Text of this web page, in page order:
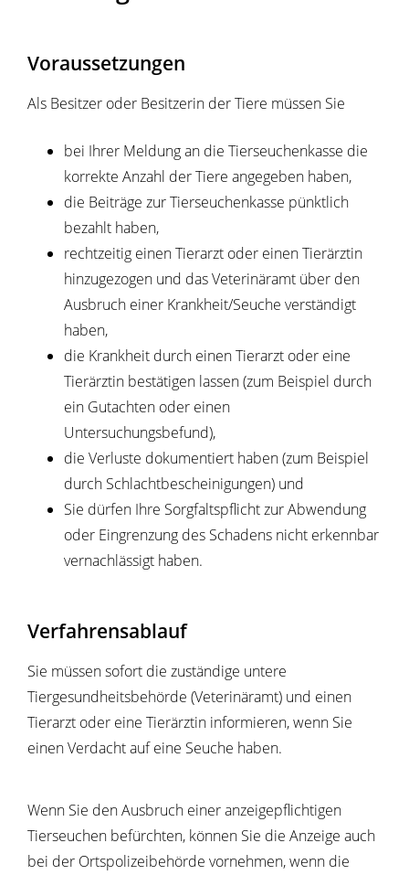
Voraussetzungen
Als Besitzer oder Besitzerin der Tiere müssen Sie
bei Ihrer Meldung an die Tierseuchenkasse die
korrekte Anzahl der Tiere angegeben haben,
die Beiträge zur Tierseuchenkasse pünktlich
bezahlt haben,
rechtzeitig einen Tierarzt oder einen Tierärztin
hinzugezogen und das Veterinäramt über den
Ausbruch einer Krankheit/Seuche verständigt
haben,
die Krankheit durch einen Tierarzt oder eine
Tierärztin bestätigen lassen(zum Beispiel durch
ein Gutachten oder einen
Untersuchungsbefund),
die Verluste dokumentiert haben(zum Beispiel
durch Schlachtbescheinigungen) und
Sie dürfen Ihre Sorgfaltspflicht zur Abwendung
oder Eingrenzung des Schadens nicht erkennbar
vernachlässigt haben.
Verfahrensablauf
Sie müssen sofort die zuständige untere
Tiergesundheitsbehörde (Veterinäramt) und einen
Tierarzt oder eine Tierärztin informieren, wenn Sie
einen Verdacht auf eine Seuche haben.
Wenn Sie den Ausbruch einer anzeigepflichtigen
Tierseuchen befürchten, können Sie die Anzeige auch
bei der Ortspolizeibehörde vornehmen, wenn die